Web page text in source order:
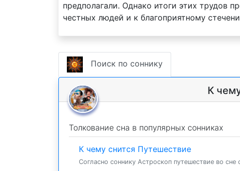
предполагали. Однако итоги этих
честных людей и к благоприятному
Поиск по соннику
К
Толкование сна в популярных сонниках
К чему снится Путешествие
Согласно соннику Астроскоп путешествие во